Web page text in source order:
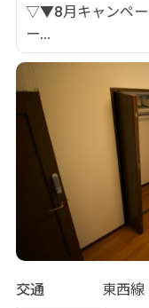
▽▼8月キャンペー
ー...
交通
東西